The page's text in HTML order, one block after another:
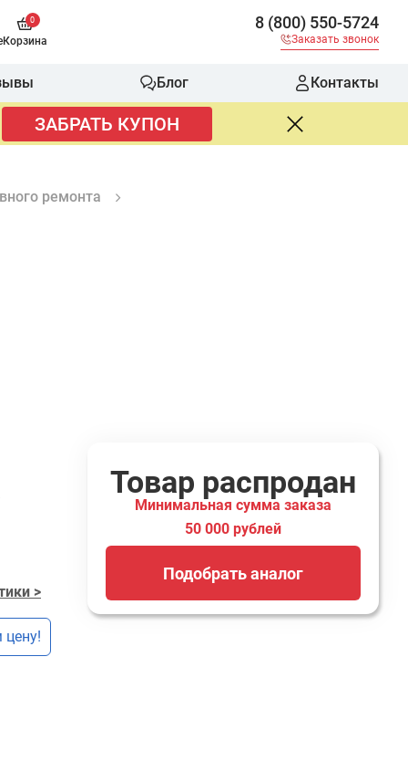
0
Корзина
8 (800) 550-5724
Заказать звонок
Блог Контакты
ЗАБРАТЬ КУПОН
ремонта
>
Товар распродан
Минимальная сумма заказа
50 000 рублей
Подобрать аналог